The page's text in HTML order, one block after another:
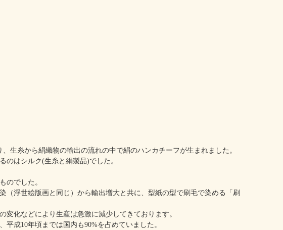
生糸から絹織物の輸出の流れの中で絹のハンカチーフが生まれました。
のはシルク(生糸と絹製品)でした。
のでした。
（浮世絵版画と同じ）から輸出増大と共に、型紙の型で刷毛で染める「刷
化などにより生産は急激に減少してきております。
成10年頃までは国内も90%を占めていました。